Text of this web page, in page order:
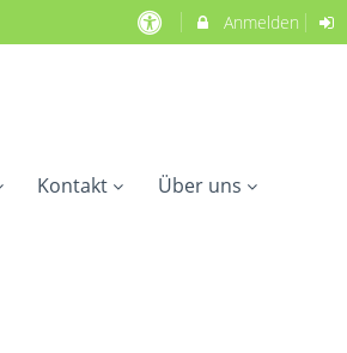
Anmelden
Kontakt Über uns